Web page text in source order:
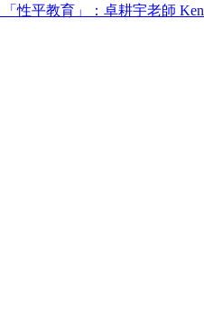
「性平教育」：卓耕宇老師 Ken